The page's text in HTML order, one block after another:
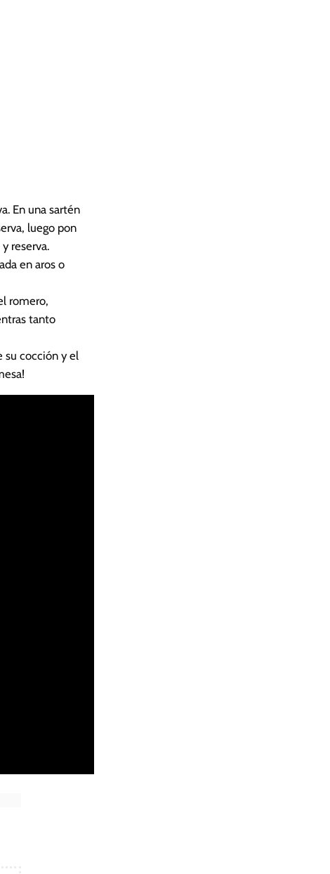
En una sartén
luego pon
reserva.
en aros o
romero,
tanto
su cocción y el